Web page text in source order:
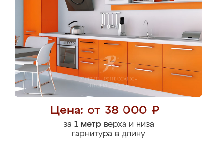
Цена: от 38 000 ₽
за 1 метрверха и низа
гарнитура в длину